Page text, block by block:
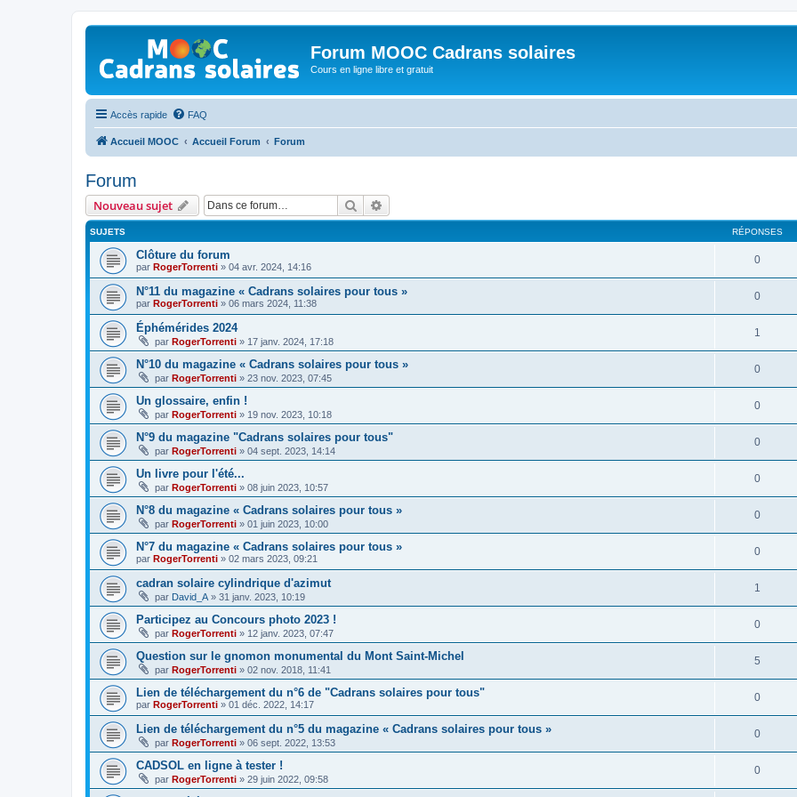
Forum MOOC Cadrans solaires
Cours en ligne libre et gratuit
Accès rapide FAQ
Accueil MOOC Accueil Forum Forum
Forum
Nouveau sujet Rechercher
SUJETS RÉPONSES
Clôture du forum
par RogerTorrenti » 04 avr. 2024, 14:16
0
N°11 du magazine « Cadrans solaires pour tous »
par RogerTorrenti » 06 mars 2024, 11:38
0
Éphémérides 2024
par RogerTorrenti » 17 janv. 2024, 17:18
1
N°10 du magazine « Cadrans solaires pour tous »
par RogerTorrenti » 23 nov. 2023, 07:45
0
Un glossaire, enfin !
par RogerTorrenti » 19 nov. 2023, 10:18
0
N°9 du magazine "Cadrans solaires pour tous"
par RogerTorrenti » 04 sept. 2023, 14:14
0
Un livre pour l'été...
par RogerTorrenti » 08 juin 2023, 10:57
0
N°8 du magazine « Cadrans solaires pour tous »
par RogerTorrenti » 01 juin 2023, 10:00
0
N°7 du magazine « Cadrans solaires pour tous »
par RogerTorrenti » 02 mars 2023, 09:21
0
cadran solaire cylindrique d'azimut
par David_A » 31 janv. 2023, 10:19
1
Participez au Concours photo 2023 !
par RogerTorrenti » 12 janv. 2023, 07:47
0
Question sur le gnomon monumental du Mont Saint-Michel
par RogerTorrenti » 02 nov. 2018, 11:41
5
Lien de téléchargement du n°6 de "Cadrans solaires pour tous"
par RogerTorrenti » 01 déc. 2022, 14:17
0
Lien de téléchargement du n°5 du magazine « Cadrans solaires pour tous »
par RogerTorrenti » 06 sept. 2022, 13:53
0
CADSOL en ligne à tester !
par RogerTorrenti » 29 juin 2022, 09:58
0